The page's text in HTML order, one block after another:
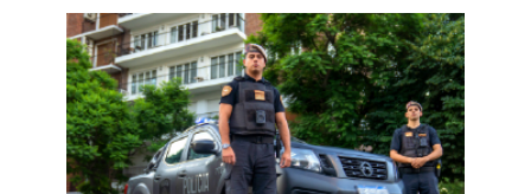
Para el capital concentrado, esperar suele ser
rentable, pero para el trabajador la espera se
mide en angustia, deuda y miedo al despido. Si la
crisis se convierte en negocio, entonces el ajuste
deja de ser una respuesta económica para